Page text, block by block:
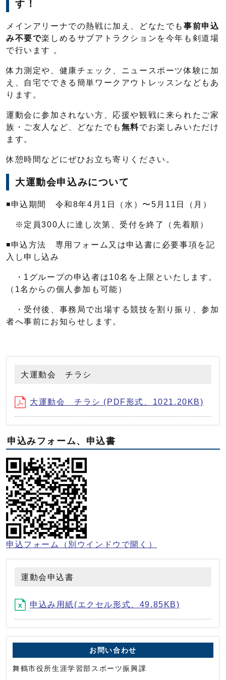
す！
メインアリーナでの熱戦に加え、どなたでも 事前申込
み不要で楽しめるサブアトラクションを今年も剣道場
で行います 。
体力測定や、健康チェック、ニュースポーツ体験に加
え、自宅でできる簡単ワークアウトレッスンなどもあ
ります。
運動会に参加されない方、応援や観戦に来られたご家
族・ご友人など、どなたでも 無料でお楽しみいただけ
ます。
休憩時間などにぜひお立ち寄りください。
大運動会申込みについて
◾️申込期間 令和8年4月1日（水）〜5月11日（月）
※定員300人に達し次第、受付を終了（先着順）
◾️申込方法 専用フォーム又は申込書に必要事項を記
入し申し込み
・1グループの申込者は10名を上限といたします。
（1名からの個人参加も可能）
・受付後、事務局で出場する競技を割り振り、参加
者へ事前にお知らせします。
大運動会 チラシ
大運動会 チラシ (PDF形式、1021.20KB)
申込みフォーム、申込書
申込フォーム （別ウインドウで開く）
運動会申込書
申込み用紙(エクセル形式、49.85KB)
お問い合わせ
舞鶴市役所生涯学習部スポーツ振興課